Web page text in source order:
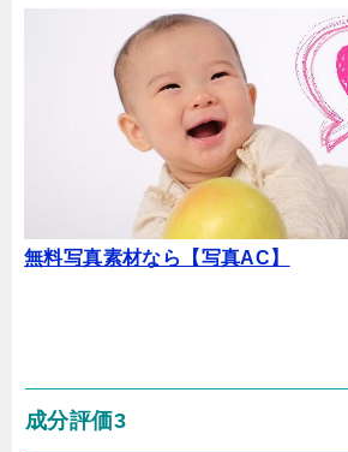
無料写真素材なら【写真AC】
成分評価3